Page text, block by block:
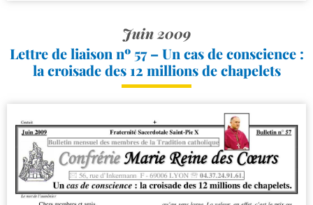
Juin 2009
Lettre de liaison nº 57 – Un cas de conscience :
la croisade des 12 millions de chapelets